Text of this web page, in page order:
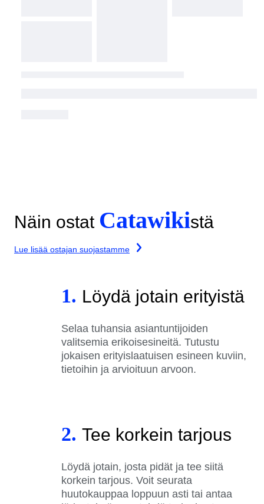
Näin ostat Catawikistä
Lue lisää ostajan suojastamme
1. Löydä jotain erityistä
Selaa tuhansia asiantuntijoiden
valitsemia erikoisesineitä. Tutustu
jokaisen erityislaatuisen esineen kuviin,
tietoihin ja arvioituun arvoon.
2. Tee korkein tarjous
Löydä jotain, josta pidät ja tee siitä
korkein tarjous. Voit seurata
huutokauppaa loppuun asti tai antaa